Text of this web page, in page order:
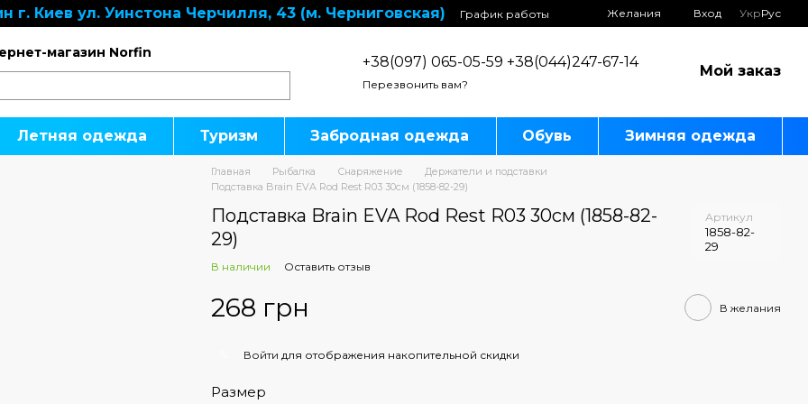
г. Киев ул. Уинстона Черчилля, 43 (м. Черниговская)
График работы
Желания Вход УкрРус
магазин Norfin
+38(097) 065-05-59 +38(044)247-67-14
Перезвонить вам?
Мой заказ
Летняя одежда Туризм Забродная одежда Обувь Зимняя одежда
Главная Рыбалка Снаряжение
Держатели и подставки
Подставка Brain EVA Rod Rest R03 30см (1858-82-29)
Подставка Brain EVA Rod Rest R03 30см (1858-82-
29)
Артикул
1858-82-
29
В наличии Оставить отзыв
268 грн В желания
Войти для отображения накопительной скидки
Размер